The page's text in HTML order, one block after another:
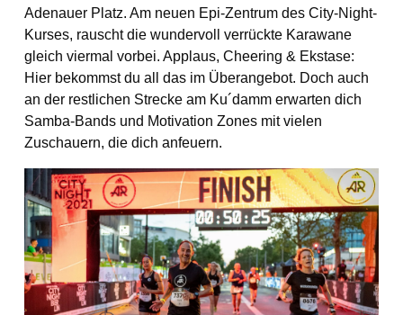
Adenauer Platz. Am neuen Epi-Zentrum des City-Night-
Kurses, rauscht die wundervoll verrückte Karawane
gleich viermal vorbei. Applaus, Cheering & Ekstase:
Hier bekommst du all das im Überangebot. Doch auch
an der restlichen Strecke am Ku´damm erwarten dich
Samba-Bands und Motivation Zones mit vielen
Zuschauern, die dich anfeuern.